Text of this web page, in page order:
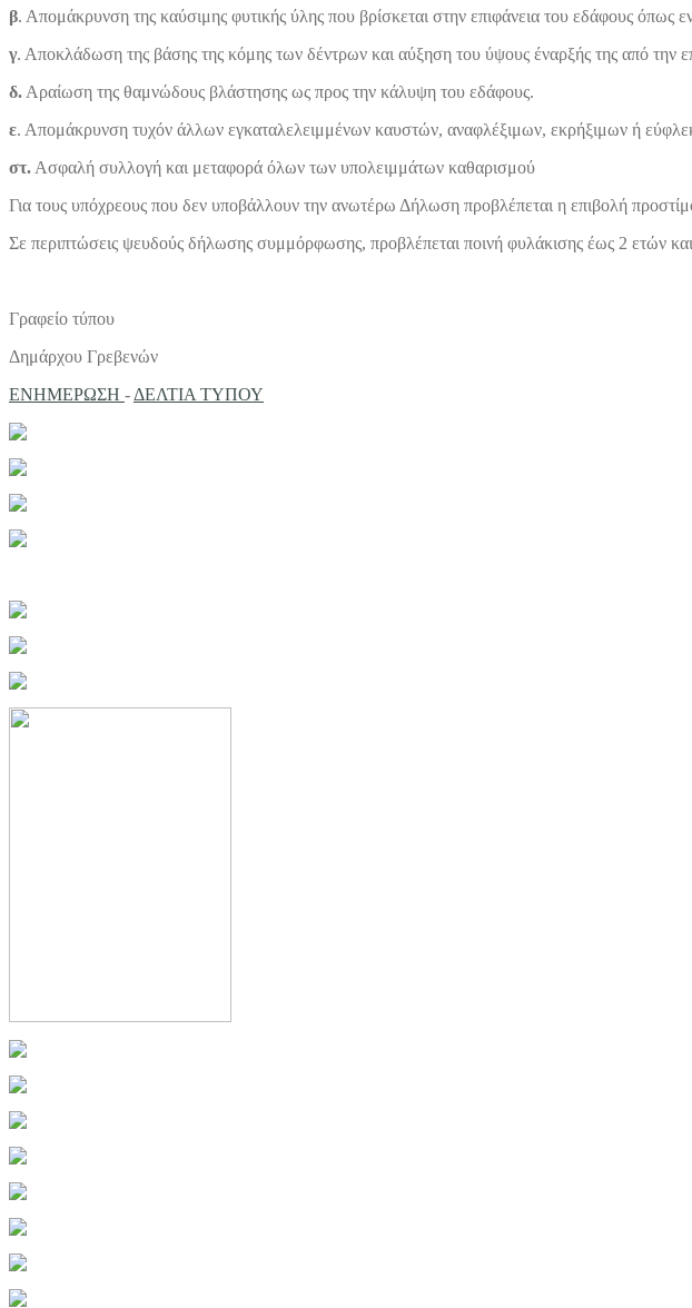
β. Απομάκρυνση της καύσιμης φυτικής ύλης που βρίσκεται στην επιφάνεια του εδάφους όπως
γ. Αποκλάδωση της βάσης της κόμης των δέντρων και αύξηση του ύψους έναρξής της από την
δ. Αραίωση της θαμνώδους βλάστησης ως προς την κάλυψη του εδάφους.
ε. Απομάκρυνση τυχόν άλλων εγκαταλελειμμένων καυστών, αναφλέξιμων, εκρήξιμων ή
στ. Ασφαλή συλλογή και μεταφορά όλων των υπολειμμάτων καθαρισμού
Για τους υπόχρεους που δεν υποβάλλουν την ανωτέρω Δήλωση προβλέπεται η επιβολή
Σε περιπτώσεις ψευδούς δήλωσης συμμόρφωσης, προβλέπεται ποινή φυλάκισης έως 2 ετών
Γραφείο τύπου
Δημάρχου Γρεβενών
ΕΝΗΜΕΡΩΣΗ - ΔΕΛΤΙΑ ΤΥΠΟΥ